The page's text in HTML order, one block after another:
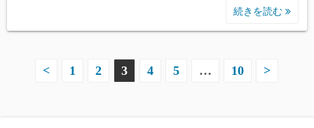
続きを読む
< 1 2 3 4 5 … 10 >